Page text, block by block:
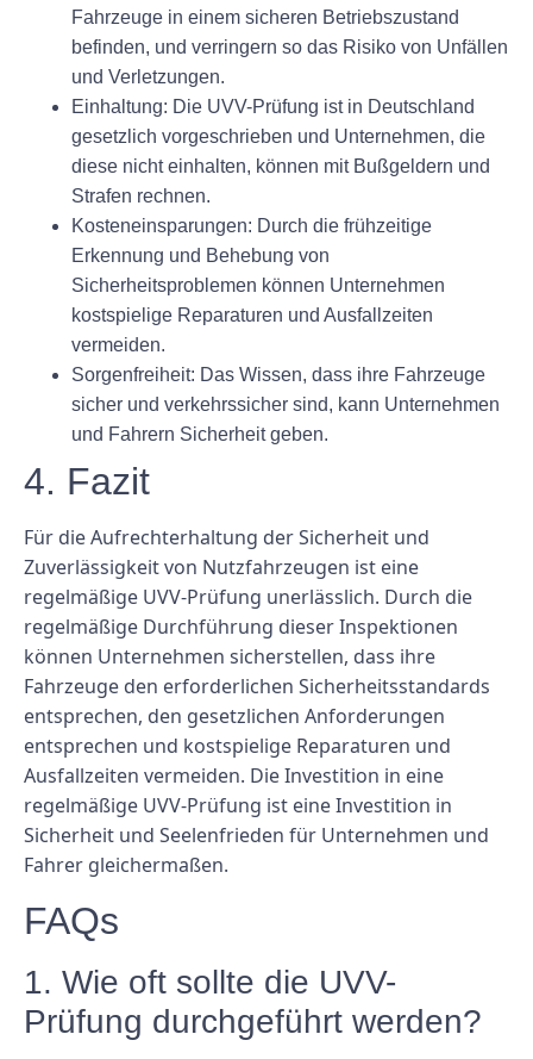
Fahrzeuge in einem sicheren Betriebszustand
befinden, und verringern so das Risiko von Unfällen
und Verletzungen.
Einhaltung: Die UVV-Prüfung ist in Deutschland
gesetzlich vorgeschrieben und Unternehmen, die
diese nicht einhalten, können mit Bußgeldern und
Strafen rechnen.
Kosteneinsparungen: Durch die frühzeitige
Erkennung und Behebung von
Sicherheitsproblemen können Unternehmen
kostspielige Reparaturen und Ausfallzeiten
vermeiden.
Sorgenfreiheit: Das Wissen, dass ihre Fahrzeuge
sicher und verkehrssicher sind, kann Unternehmen
und Fahrern Sicherheit geben.
4. Fazit
Für die Aufrechterhaltung der Sicherheit und
Zuverlässigkeit von Nutzfahrzeugen ist eine
regelmäßige UVV-Prüfung unerlässlich. Durch die
regelmäßige Durchführung dieser Inspektionen
können Unternehmen sicherstellen, dass ihre
Fahrzeuge den erforderlichen Sicherheitsstandards
entsprechen, den gesetzlichen Anforderungen
entsprechen und kostspielige Reparaturen und
Ausfallzeiten vermeiden. Die Investition in eine
regelmäßige UVV-Prüfung ist eine Investition in
Sicherheit und Seelenfrieden für Unternehmen und
Fahrer gleichermaßen.
FAQs
1. Wie oft sollte die UVV-
Prüfung durchgeführt werden?